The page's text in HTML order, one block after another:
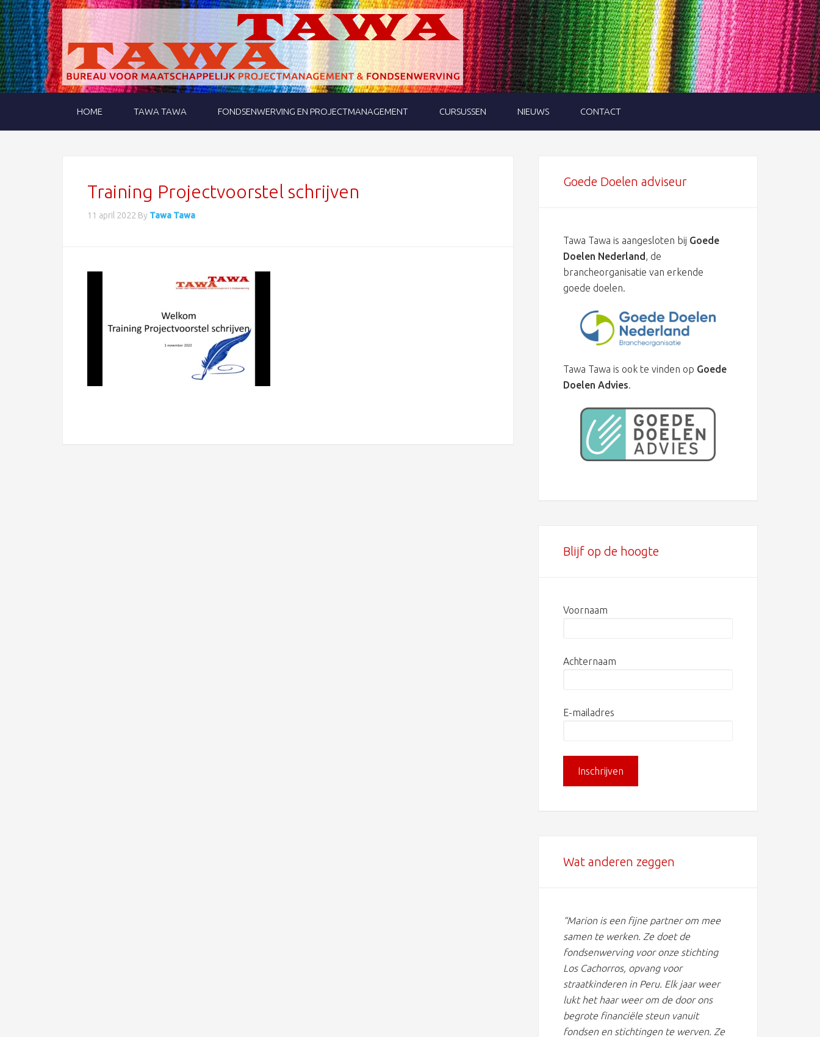
HOME TAWA TAWA FONDSENWERVING EN PROJECTMANAGEMENT CURSUSSEN NIEUWS CONTACT
Training Projectvoorstel schrijven
11 april 2022 By Tawa Tawa
Goede Doelen adviseur
Tawa Tawa is aangesloten bij Goede
Doelen Nederland, de
brancheorganisatie van erkende
goede doelen.
Tawa Tawa is ook te vinden op Goede
Doelen Advies.
Blijf op de hoogte
Voornaam
Achternaam
E-mailadres
Wat anderen zeggen
“Marion is een fijne partner om mee
samen te werken. Ze doet de
fondsenwerving voor onze stichting
Los Cachorros, opvang voor
straatkinderen in Peru. Elk jaar weer
lukt het haar weer om de door ons
begrote financiële steun vanuit
fondsen en stichtingen te werven. Ze